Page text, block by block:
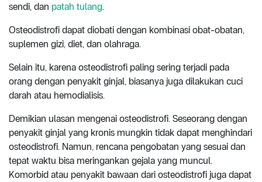
sendi, dan patah tulang.
Osteodistrofi dapat diobati dengan kombinasi obat-obatan,
suplemen gizi, diet, dan olahraga.
Selain itu, karena osteodistrofi paling sering terjadi pada
orang dengan penyakit ginjal, biasanya juga dilakukan cuci
darah atau hemodialisis.
Demikian ulasan mengenai osteodistrofi. Seseorang dengan
penyakit ginjal yang kronis mungkin tidak dapat menghindari
osteodistrofi. Namun, rencana pengobatan yang sesuai dan
tepat waktu bisa meringankan gejala yang muncul.
Komorbid atau penyakit bawaan dari osteodistrofi juga dapat